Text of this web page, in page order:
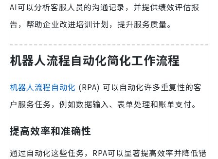
AI可以分析客服人员的沟通记录，并提供绩效评估报
告，帮助企业改进培训计划，提升服务质量。
机器人流程自动化简化工作流程
机器人流程自动化 (RPA) 可以自动化许多重复性的客
户服务任务，例如数据输入、表单处理和账单支付。
提高效率和准确性
通过自动化这些任务，RPA可以显著提高效率并降低错